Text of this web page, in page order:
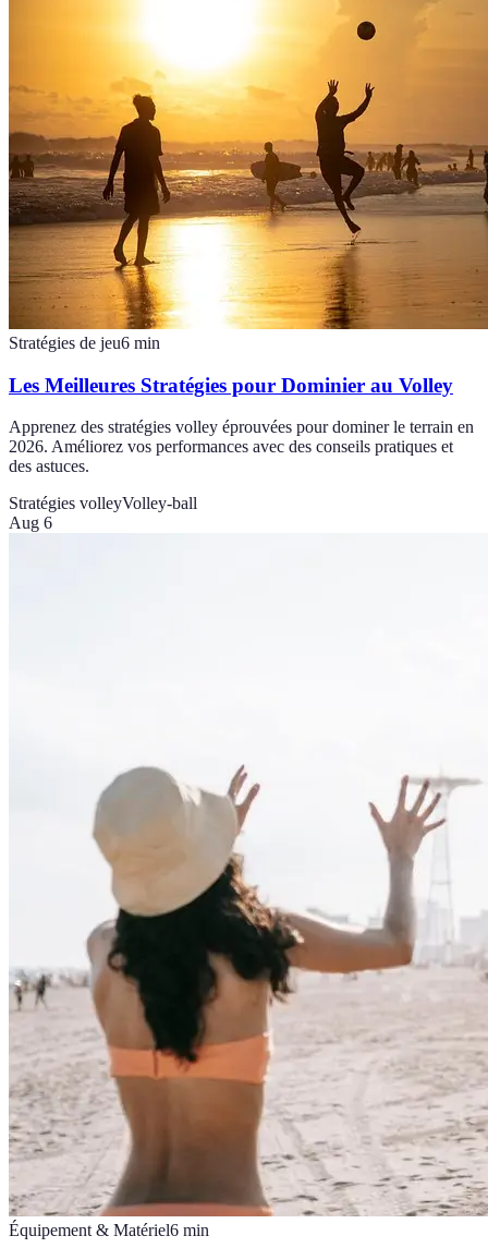
Stratégies de jeu6 min
Les Meilleures Stratégies pour Dominier au Volley
Apprenez des stratégies volley éprouvées pour dominer le terrain en
2026. Améliorez vos performances avec des conseils pratiques et
des astuces.
Stratégies volleyVolley-ball
Aug 6
Équipement & Matériel6 min